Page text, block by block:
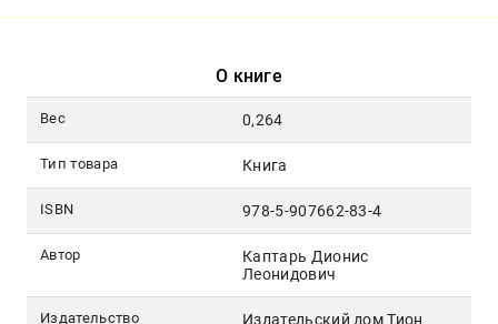
О книге
Вес 0,264
Тип товара Книга
ISBN 978-5-907662-83-4
Автор
Каптарь Дионис
Леонидович
Издательство Издательский дом Тион